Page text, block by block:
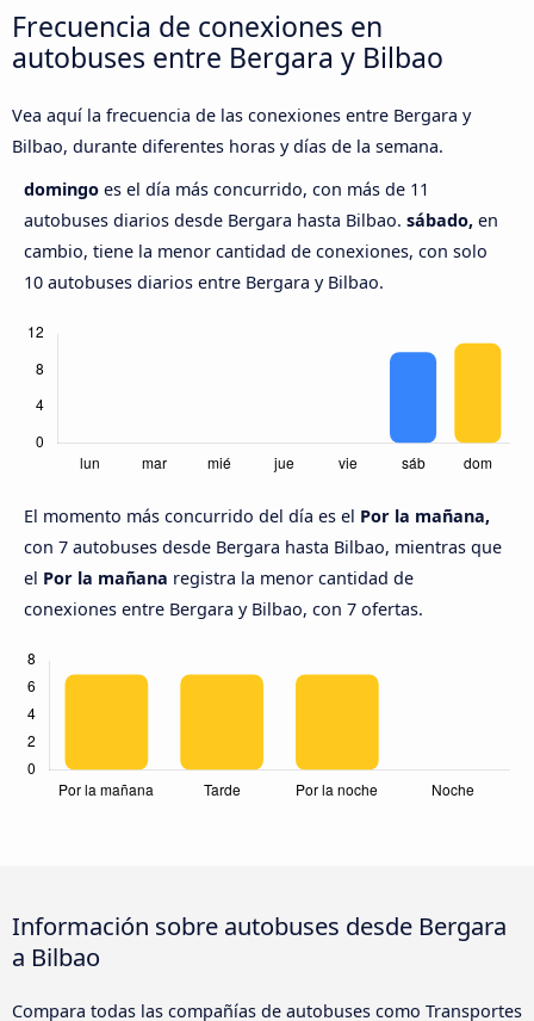
Frecuencia de conexiones en
autobuses entre Bergara y Bilbao
Vea aquí la frecuencia de las conexiones entre Bergara y
Bilbao, durante diferentes horas y días de la semana.
domingo es el día más concurrido, con más de 11
autobuses diarios desde Bergara hasta Bilbao. sábado, en
cambio, tiene la menor cantidad de conexiones, con solo
10 autobuses diarios entre Bergara y Bilbao.
El momento más concurrido del día es el Por la mañana,
con 7 autobuses desde Bergara hasta Bilbao, mientras que
el Por la mañana registra la menor cantidad de
conexiones entre Bergara y Bilbao, con 7 ofertas.
Información sobre autobuses desde Bergara
a Bilbao
Compara todas las compañías de autobuses como Transportes